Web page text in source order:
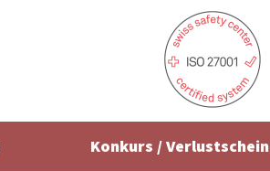
Konkurs / Verlustschein